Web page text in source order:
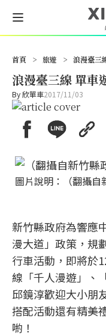
首頁 > 旅遊 > 浪漫臺三
浪漫臺三線 單車
By欣單車2017/11/03
圖片說明：（翻攝自
新竹縣政府為響應
漫大道」政策，規
行車活動，即將於
線「千人漫遊」、
邱鏡淳歡迎大小朋
搭配活動還有精美
喲！